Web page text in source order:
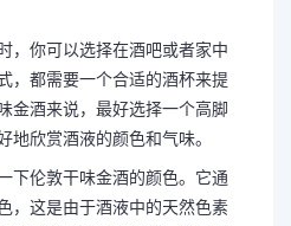
，你可以选择在酒吧或者家中
，都需要一个合适的酒杯来提
金酒来说，最好选择一个高脚
地欣赏酒液的颜色和气味。
下伦敦干味金酒的颜色。它通
，这是由于酒液中的天然色素